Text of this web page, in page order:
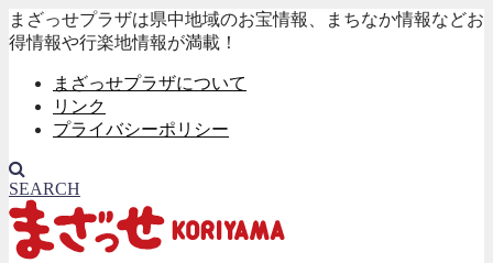
まざっせプラザは県中地域のお宝情報、まちなか情報などお
得情報や行楽地情報が満載！
まざっせプラザについて
リンク
プライバシーポリシー
SEARCH